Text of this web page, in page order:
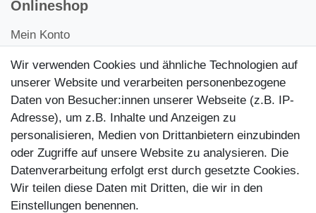
Onlineshop
Mein Konto
Kontakt
Kundenretouren
Reparaturservice
Zahlungsarten
Wir verwenden Cookies und ähnliche Technologien auf
unserer Website und verarbeiten personenbezogene
Daten von Besucher:innen unserer Webseite (z.B. IP-
Adresse), um z.B. Inhalte und Anzeigen zu
personalisieren, Medien von Drittanbietern einzubinden
oder Zugriffe auf unsere Website zu analysieren. Die
Datenverarbeitung erfolgt erst durch gesetzte Cookies.
Wir teilen diese Daten mit Dritten, die wir in den
Einstellungen benennen.